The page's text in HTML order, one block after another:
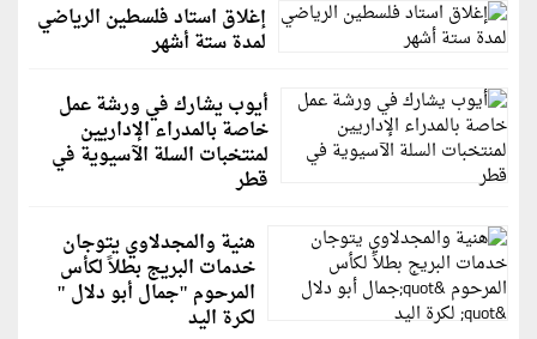
إغلاق استاد فلسطين الرياضي
لمدة ستة أشهر
أيوب يشارك في ورشة عمل
خاصة بالمدراء الإداريين
لمنتخبات السلة الآسيوية في
قطر
هنية والمجدلاوي يتوجان
خدمات البريج بطلاً لكأس
المرحوم "جمال أبو دلال "
لكرة اليد